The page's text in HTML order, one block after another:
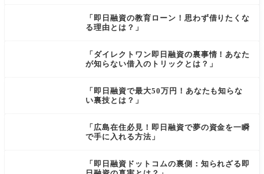
「即日融資の教育ローン！思わず借りたくな
る理由とは？」
「ダイレクトワン即日融資の裏事情！あなた
が知らない借入のトリックとは？」
「即日融資で最大50万円！あなたも知らな
い裏技とは？」
「広島在住必見！即日融資で夢の資金を一瞬
で手に入れる方法」
「即日融資ドットコムの裏側：知られざる即